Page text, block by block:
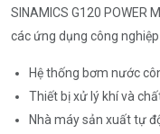
SINAMICS G120 POWER
các ứng dụng công
Hệ thống bơm nước
Thiết bị xử lý khí và
Nhà máy sản xuất tự